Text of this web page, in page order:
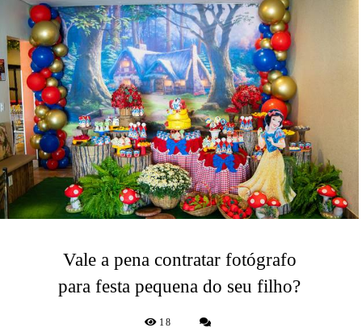
Vale a pena contratar fotógrafo
para festa pequena do seu filho?
18